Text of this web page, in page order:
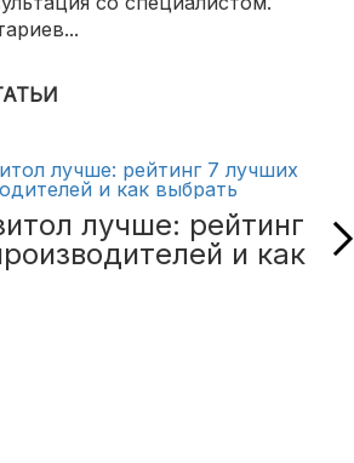
лучше: рейтинг
и как